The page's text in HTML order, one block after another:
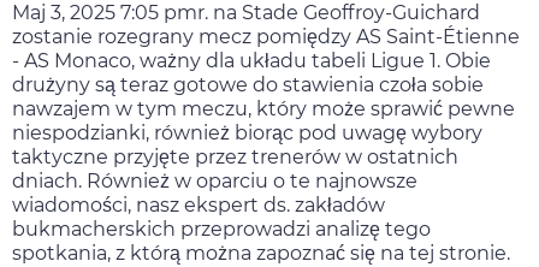
Maj 3, 2025 7:05 pmr. na Stade Geoffroy-Guichard
zostanie rozegrany mecz pomiędzy AS Saint-Étienne
- AS Monaco, ważny dla układu tabeli Ligue 1. Obie
drużyny są teraz gotowe do stawienia czoła sobie
nawzajem w tym meczu, który może sprawić pewne
niespodzianki, również biorąc pod uwagę wybory
taktyczne przyjęte przez trenerów w ostatnich
dniach. Również w oparciu o te najnowsze
wiadomości, nasz ekspert ds. zakładów
bukmacherskich przeprowadzi analizę tego
spotkania, z którą można zapoznać się na tej stronie.